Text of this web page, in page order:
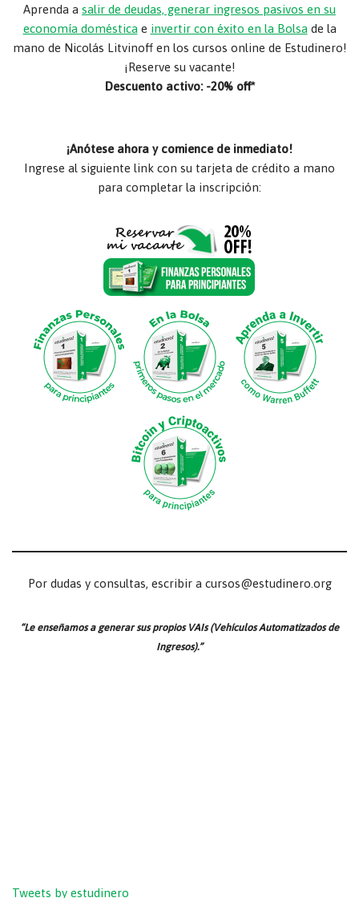
Aprenda a salir de deudas, generar ingresos pasivos en su
economía doméstica e invertir con éxito en la Bolsa de la
mano de Nicolás Litvinoff en los cursos online de Estudinero!
¡Reserve su vacante!
Descuento activo: -20% off*
¡Anótese ahora y comience de inmediato!
Ingrese al siguiente link con su tarjeta de crédito a mano
para completar la inscripción:
Por dudas y consultas, escribir a cursos@estudinero.org
“Le enseñamos a generar sus propios VAIs (Vehículos Automatizados de
Ingresos).”
Tweets by estudinero